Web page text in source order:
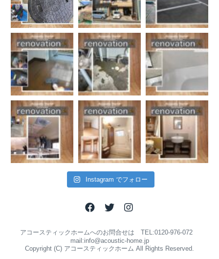
Instagram でフォロー
アコースティックホームへのお問合せは TEL:0120-976-072
mail:info@acoustic-home.jp
Copyright (C) アコースティックホーム All Rights Reserved.